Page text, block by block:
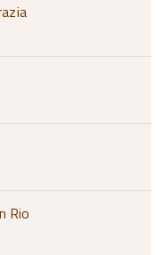
Rio